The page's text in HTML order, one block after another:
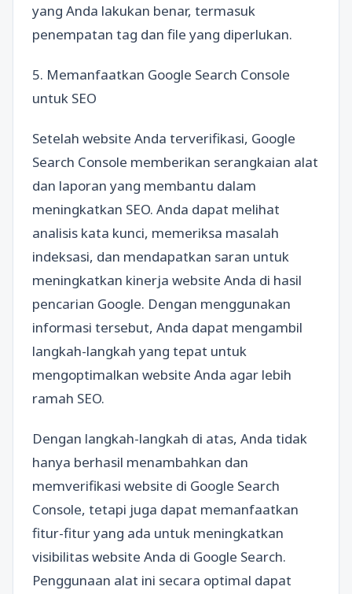
yang Anda lakukan benar, termasuk
penempatan tag dan file yang diperlukan.
5. Memanfaatkan Google Search Console
untuk SEO
Setelah website Anda terverifikasi, Google
Search Console memberikan serangkaian alat
dan laporan yang membantu dalam
meningkatkan SEO. Anda dapat melihat
analisis kata kunci, memeriksa masalah
indeksasi, dan mendapatkan saran untuk
meningkatkan kinerja website Anda di hasil
pencarian Google. Dengan menggunakan
informasi tersebut, Anda dapat mengambil
langkah-langkah yang tepat untuk
mengoptimalkan website Anda agar lebih
ramah SEO.
Dengan langkah-langkah di atas, Anda tidak
hanya berhasil menambahkan dan
memverifikasi website di Google Search
Console, tetapi juga dapat memanfaatkan
fitur-fitur yang ada untuk meningkatkan
visibilitas website Anda di Google Search.
Penggunaan alat ini secara optimal dapat